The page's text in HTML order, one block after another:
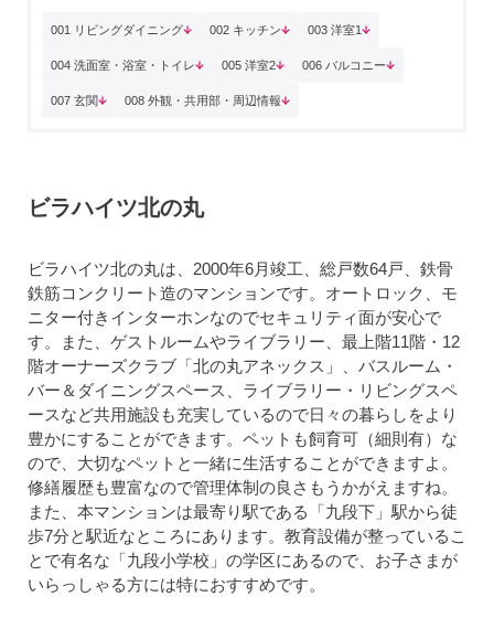
001 リビングダイニング 002 キッチン 003 洋室1
004 洗面室・浴室・トイレ 005 洋室2 006 バルコニー
007 玄関 008 外観・共用部・周辺情報
ビラハイツ北の丸
ビラハイツ北の丸は、2000年6月竣工、総戸数64戸、鉄骨
鉄筋コンクリート造のマンションです。オートロック、モ
ニター付きインターホンなのでセキュリティ面が安心で
す。また、ゲストルームやライブラリー、最上階11階・12
階オーナーズクラブ「北の丸アネックス」、バスルーム・
バー＆ダイニングスペース、ライブラリー・リビングスペ
ースなど共用施設も充実しているので日々の暮らしをより
豊かにすることができます。ペットも飼育可（細則有）な
ので、大切なペットと一緒に生活することができますよ。
修繕履歴も豊富なので管理体制の良さもうかがえますね。
また、本マンションは最寄り駅である「九段下」駅から徒
歩7分と駅近なところにあります。教育設備が整っているこ
とで有名な「九段小学校」の学区にあるので、お子さまが
いらっしゃる方には特におすすめです。